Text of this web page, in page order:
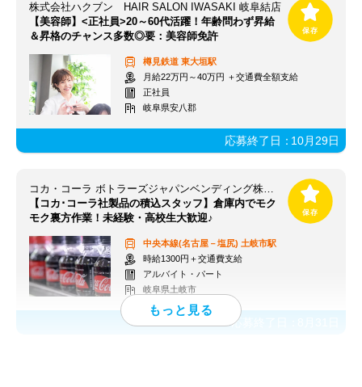
株式会社ハクブン HAIR SALON IWASAKI 岐阜結店
【美容師】<正社員>20～60代活躍！年齢問わず昇給
＆昇格のチャンス多数◎要：美容師免許
樽見鉄道 東大垣駅
月給22万円～40万円 ＋交通費全額支給
正社員
岐阜県安八郡
応募終了日：10月29日
コカ・コーラ ボトラーズジャパンベンディング株式会社【求人番号：84813】
【コカ･コーラ社製品の積込スタッフ】倉庫内でモク
モク裏方作業！未経験・高校生大歓迎♪
中央本線(名古屋－塩尻) 土岐市駅
時給1300円＋交通費支給
アルバイト・パート
岐阜県土岐市
応募終了日：